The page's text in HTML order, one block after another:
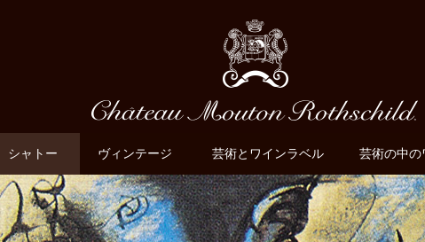
シャトー ヴィンテージ 芸術とワインラベル 芸術の中の